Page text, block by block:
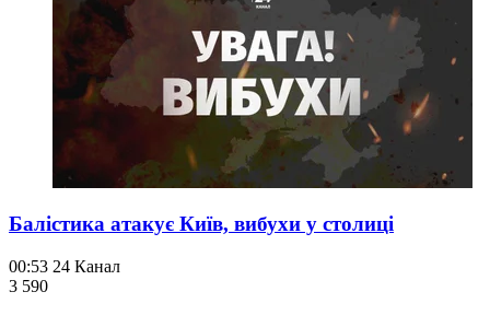
Балістика атакує Київ, вибухи у столиці
00:53 24 Канал
3 590